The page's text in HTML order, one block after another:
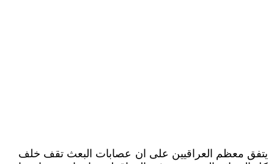
يتفق معظم العراقيين على ان عصابات البعث تقف خلف